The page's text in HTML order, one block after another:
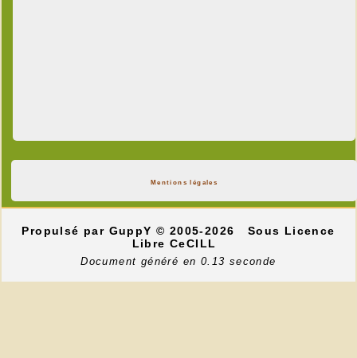
Mentions légales
Propulsé par GuppY© 2005-2026
Sous Licence
Libre CeCILL
Document généré en 0.13 seconde